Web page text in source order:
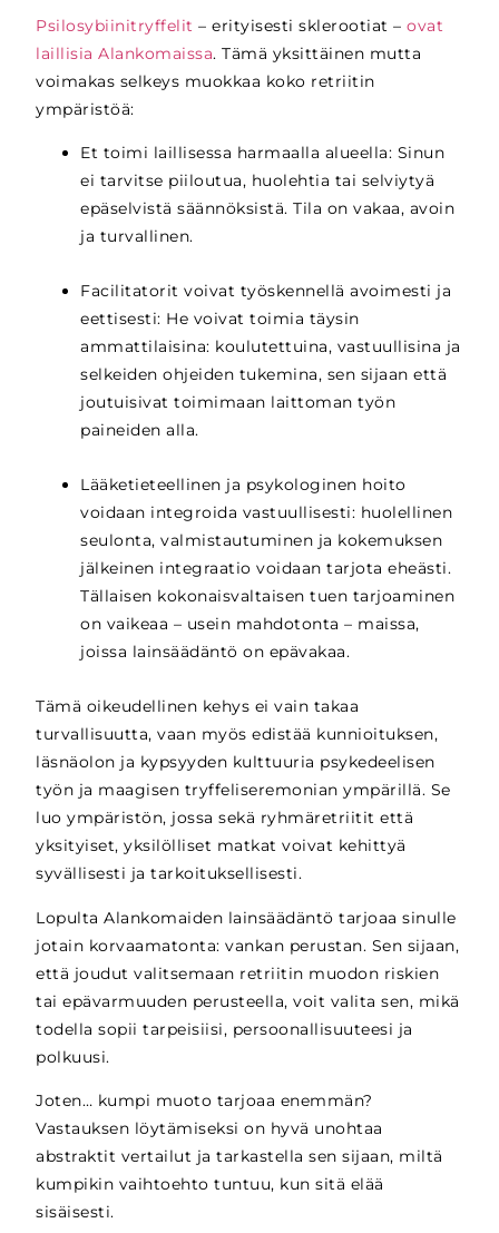
Psilosybiinitryffelit – erityisesti sklerootiat – ovat
laillisia Alankomaissa. Tämä yksittäinen mutta
voimakas selkeys muokkaa koko retriitin
ympäristöä:
Et toimi laillisessa harmaalla alueella: Sinun
ei tarvitse piiloutua, huolehtia tai selviytyä
epäselvistä säännöksistä. Tila on vakaa, avoin
ja turvallinen.
Facilitatorit voivat työskennellä avoimesti ja
eettisesti: He voivat toimia täysin
ammattilaisina: koulutettuina, vastuullisina ja
selkeiden ohjeiden tukemina, sen sijaan että
joutuisivat toimimaan laittoman työn
paineiden alla.
Lääketieteellinen ja psykologinen hoito
voidaan integroida vastuullisesti: huolellinen
seulonta, valmistautuminen ja kokemuksen
jälkeinen integraatio voidaan tarjota eheästi.
Tällaisen kokonaisvaltaisen tuen tarjoaminen
on vaikeaa – usein mahdotonta – maissa,
joissa lainsäädäntö on epävakaa.
Tämä oikeudellinen kehys ei vain takaa
turvallisuutta, vaan myös edistää kunnioituksen,
läsnäolon ja kypsyyden kulttuuria psykedeelisen
työn ja maagisen tryffeliseremonian ympärillä. Se
luo ympäristön, jossa sekä ryhmäretriitit että
yksityiset, yksilölliset matkat voivat kehittyä
syvällisesti ja tarkoituksellisesti.
Lopulta Alankomaiden lainsäädäntö tarjoaa sinulle
jotain korvaamatonta: vankan perustan. Sen sijaan,
että joudut valitsemaan retriitin muodon riskien
tai epävarmuuden perusteella, voit valita sen, mikä
todella sopii tarpeisiisi, persoonallisuuteesi ja
polkuusi.
Joten… kumpi muoto tarjoaa enemmän?
Vastauksen löytämiseksi on hyvä unohtaa
abstraktit vertailut ja tarkastella sen sijaan, miltä
kumpikin vaihtoehto tuntuu, kun sitä elää
sisäisesti.